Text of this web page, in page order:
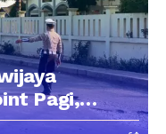
Pagi,